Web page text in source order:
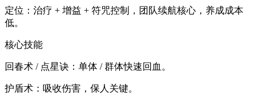
定位：治疗 + 增益 + 符咒控制，团队续航核心，养成成本
低。
核心技能
回春术 / 点星诀：单体 / 群体快速回血。
护盾术：吸收伤害，保人关键。